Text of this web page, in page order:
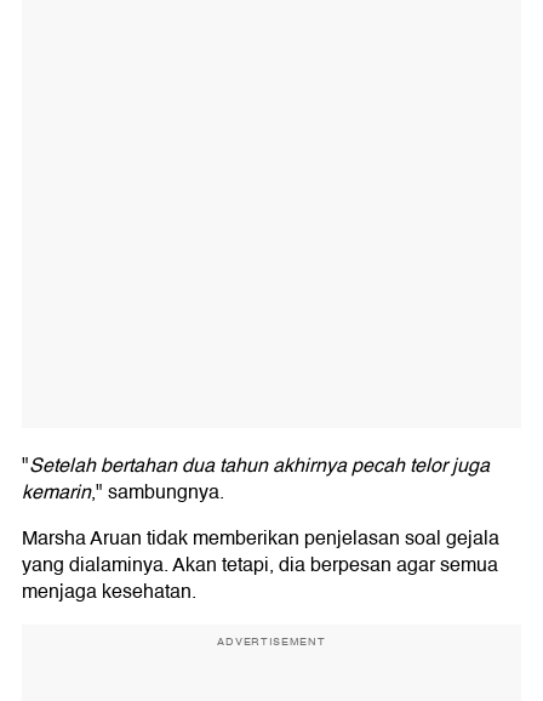
"Setelah bertahan dua tahun akhirnya pecah telor juga
kemarin," sambungnya.
Marsha Aruan tidak memberikan penjelasan soal gejala
yang dialaminya. Akan tetapi, dia berpesan agar semua
menjaga kesehatan.
ADVERTISEMENT